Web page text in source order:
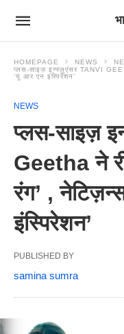
HOMEPAGE NEWS
प्लस-साइज़ इन्फ्लुएंसर TANVI
‘यू आर एन इंस्पिरेशन’
NEWS
प्लस-साइज़
Geetha ने
रंग’ ,
इंस्पिरेशन’
PUBLISHED BY
samina sumra